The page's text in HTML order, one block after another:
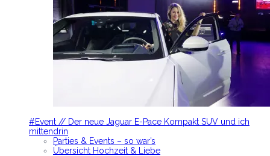
#Event // Der neue Jaguar E-Pace Kompakt SUV und ich
mittendrin
Parties & Events – so war’s
Übersicht Hochzeit & Liebe